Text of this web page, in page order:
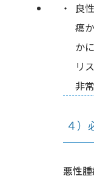
良
瘍
か
リ
非
４）
悪性